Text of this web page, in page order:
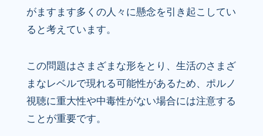
がますます多くの人々に懸念を引き起こしてい
ると考えています。
この問題はさまざまな形をとり、生活のさまざ
まなレベルで現れる可能性があるため、ポルノ
視聴に重大性や中毒性がない場合には注意する
ことが重要です。